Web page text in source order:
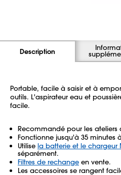
Description
Portable, facile à saisir et à
outils. L'aspirateur eau et
facile.
Recommandé pour les ateliers
Fonctionne jusqu'à 35 minutes
Utilise la batterie et le chargeur
séparément.
Filtres de rechange en vente.
Les accessoires se rangent